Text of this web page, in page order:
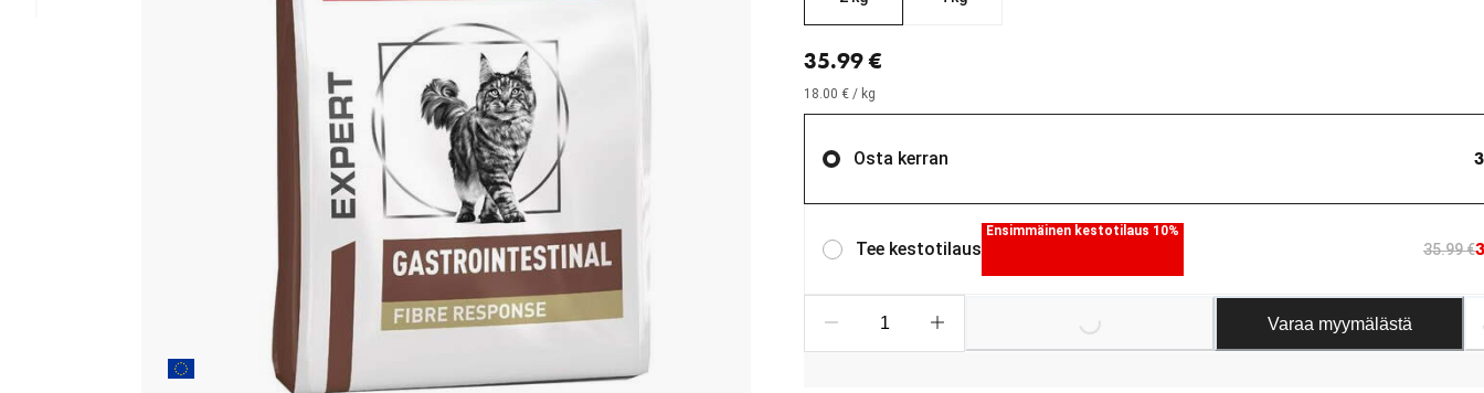
35.99 €
18.00 € / kg
Osta kerran
Tee kestotilaus
Ensimmäinen kestotilaus 10%
35.99 €
Loading... Varaa myymälästä